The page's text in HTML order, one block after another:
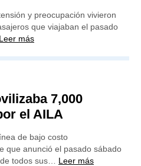
y preocupación vivieron
que viajaban el pasado
Leer más
7,000
el AILA
de bajo costo
que anunció el pasado sábado
todos sus… Leer más